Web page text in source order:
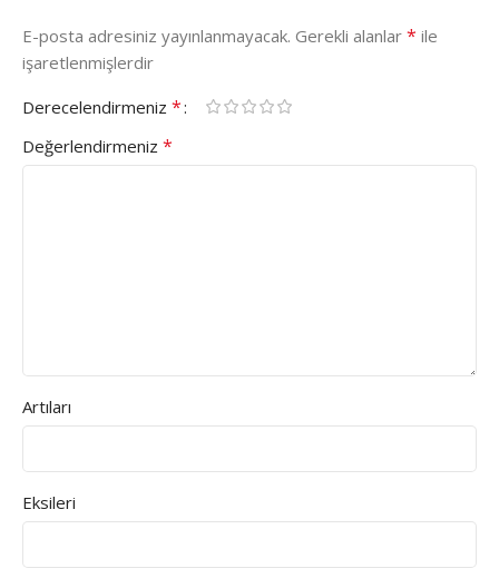
E-posta adresiniz yayınlanmayacak. Gerekli alanlar * ile
işaretlenmişlerdir
Derecelendirmeniz *
Değerlendirmeniz *
Artıları
Eksileri